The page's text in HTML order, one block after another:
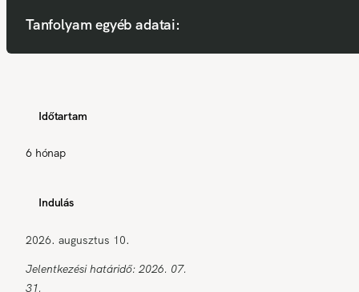
Tanfolyam egyéb adatai:
Időtartam
6 hónap
Indulás
2026. augusztus 10.
Jelentkezési határidő: 2026. 07.
31.